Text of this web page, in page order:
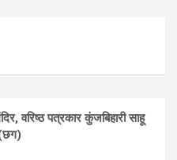
वरिष्ठ पत्रकार कुंजबिहारी साहू